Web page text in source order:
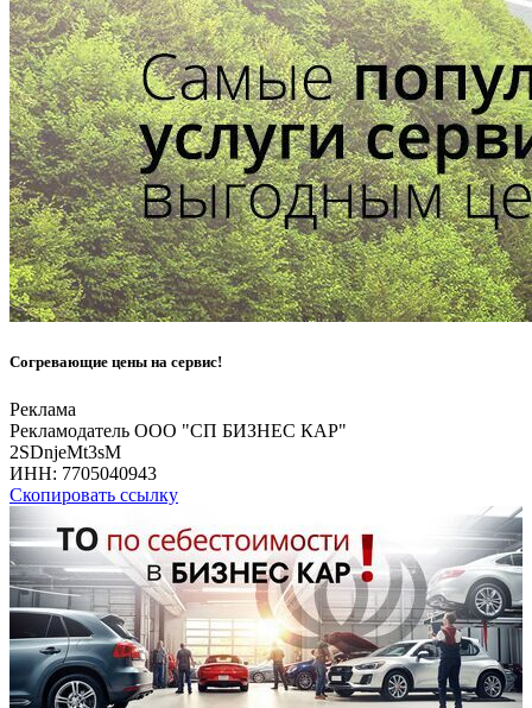
Согревающие цены на сервис!
Реклама
Рекламодатель ООО "СП БИЗНЕС КАР"
2SDnjeMt3sM
ИНН: 7705040943
Скопировать ссылку